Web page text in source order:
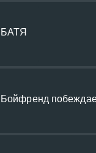
БАТЯ
Бойфренд